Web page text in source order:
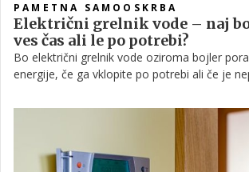
PAMETNA SAMOOSKRBA
Električni grelnik vode – naj
ves čas ali le po potrebi?
Bo električni grelnik vode oziroma bojler
energije, če ga vklopite po potrebi ali če je
nekaj praktičnih nasvetov in primerov.